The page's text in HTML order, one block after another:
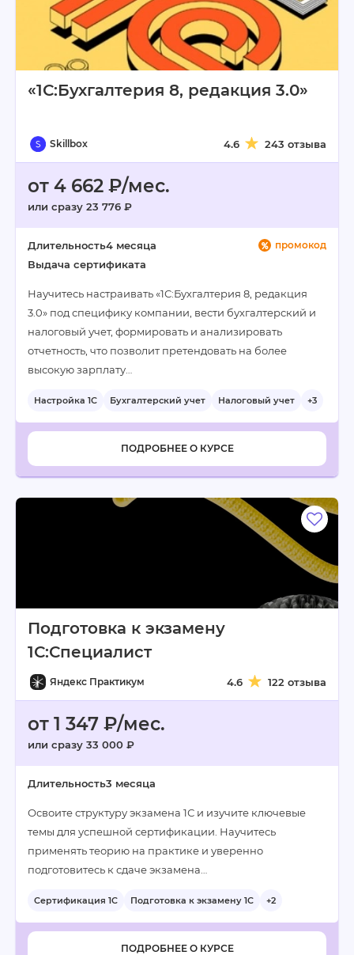
«1С:Бухгалтерия 8, редакция 3.0»
Skillbox 4.6 243 отзыва
от 4 662 ₽/мес.
или сразу 23 776 ₽
промокод
Длительность4 месяца
Выдача сертификата
Научитесь настраивать «1С:Бухгалтерия 8, редакция
3.0» под специфику компании, вести бухгалтерский и
налоговый учет, формировать и анализировать
отчетность, что позволит претендовать на более
высокую зарплату…
Настройка 1С Бухгалтерский учет Налоговый учет +3
ПОДРОБНЕЕ О КУРСЕ
Подготовка к экзамену
1С:Специалист
Яндекс Практикум 4.6 122 отзыва
от 1 347 ₽/мес.
или сразу 33 000 ₽
Длительность3 месяца
Освоите структуру экзамена 1С и изучите ключевые
темы для успешной сертификации. Научитесь
применять теорию на практике и уверенно
подготовитесь к сдаче экзамена…
Сертификация 1С Подготовка к экзамену 1С +2
ПОДРОБНЕЕ О КУРСЕ